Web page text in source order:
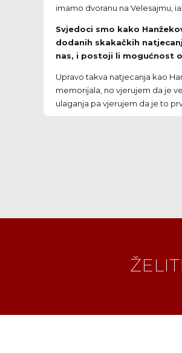
imamo dvoranu na Velesajmu,
Svjedoci smo kako
dodanih skakačkih
nas, i postoji li mogućnost
Upravo takva natjecanja kao
memorijala, no vjerujem da je
ulaganja pa vjerujem da je to